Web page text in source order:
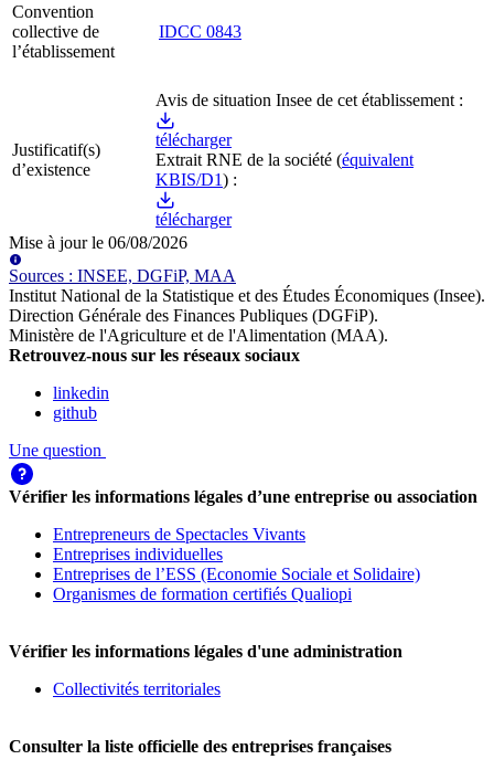
Convention
collective de
l’établissement
IDCC 0843
Justificatif(s)
d’existence
Avis de situation Insee de cet établissement :
télécharger
Extrait RNE de la société (équivalent
KBIS/D1) :
télécharger
Mise à jour le 06/08/2026
Sources : INSEE, DGFiP, MAA
Institut National de la Statistique et des Études Économiques (Insee).
Direction Générale des Finances Publiques (DGFiP).
Ministère de l'Agriculture et de l'Alimentation (MAA).
Retrouvez-nous sur les réseaux sociaux
linkedin
github
Une question
Vérifier les informations légales d’une entreprise ou association
Entrepreneurs de Spectacles Vivants
Entreprises individuelles
Entreprises de l’ESS (Economie Sociale et Solidaire)
Organismes de formation certifiés Qualiopi
Vérifier les informations légales d'une administration
Collectivités territoriales
Consulter la liste officielle des entreprises françaises